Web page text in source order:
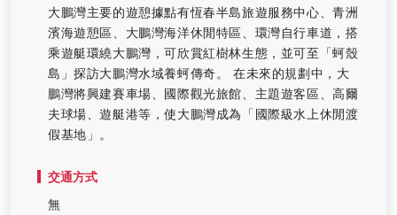
大鵬灣主要的遊憩據點有恆春半島旅遊服務中心、青洲
濱海遊憩區、大鵬灣海洋休閒特區、環灣自行車道，搭
乘遊艇環繞大鵬灣，可欣賞紅樹林生態，並可至「蚵殼
島」探訪大鵬灣水域養蚵傳奇。 在未來的規劃中，大
鵬灣將興建賽車場、國際觀光旅館、主題遊客區、高爾
夫球場、遊艇港等，使大鵬灣成為「國際級水上休閒渡
假基地」。
交通方式
無